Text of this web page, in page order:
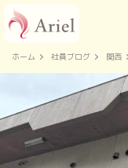
ホーム 社員ブログ 関西